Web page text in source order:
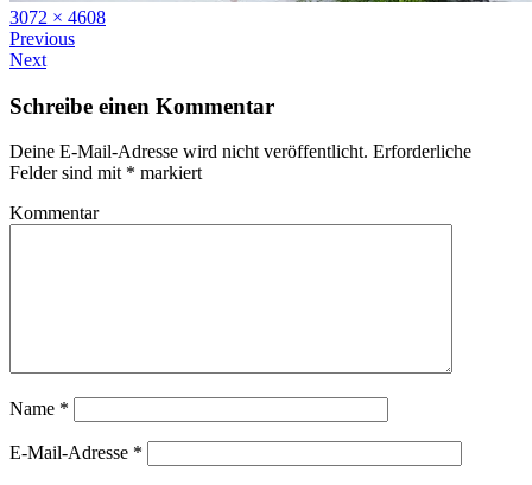
Full
size
3072 × 4608
Previous
Next
Schreibe einen Kommentar
Deine E-Mail-Adresse wird nicht veröffentlicht. Erforderliche
Felder sind mit * markiert
Kommentar
Name *
E-Mail-Adresse *